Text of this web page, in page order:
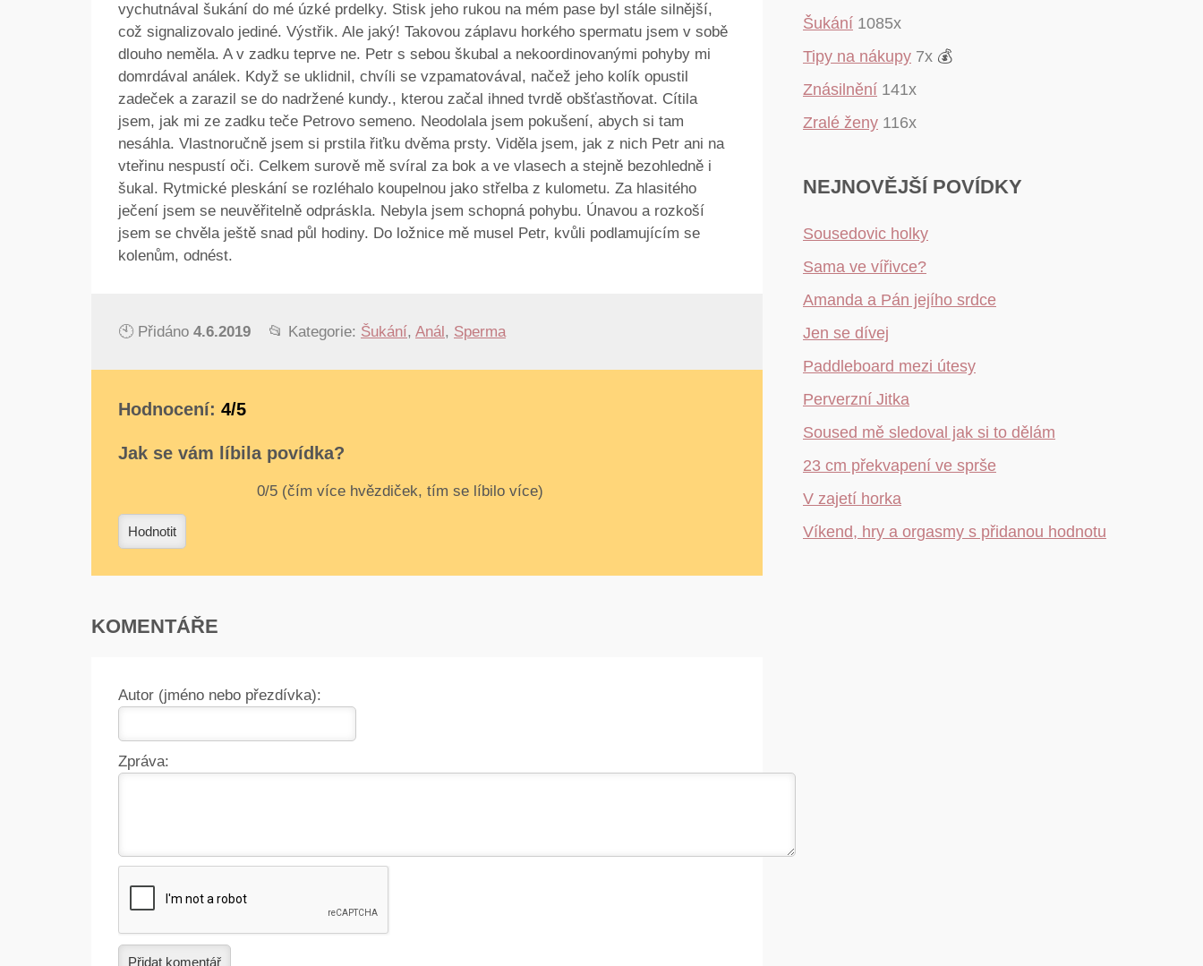
vychutnával šukání do mé úzké prdelky. Stisk jeho rukou na mém pase byl stále silnější,
což signalizovalo jediné. Výstřik. Ale jaký! Takovou záplavu horkého spermatu jsem v sobě
dlouho neměla. A v zadku teprve ne. Petr s sebou škubal a nekoordinovanými pohyby mi
domrdával análek. Když se uklidnil, chvíli se vzpamatovával, načež jeho kolík opustil
zadeček a zarazil se do nadržené kundy., kterou začal ihned tvrdě obšťastňovat. Cítila
jsem, jak mi ze zadku teče Petrovo semeno. Neodolala jsem pokušení, abych si tam
nesáhla. Vlastnoručně jsem si prstila řiťku dvěma prsty. Viděla jsem, jak z nich Petr ani na
vteřinu nespustí oči. Celkem surově mě svíral za bok a ve vlasech a stejně bezohledně i
šukal. Rytmické pleskání se rozléhalo koupelnou jako střelba z kulometu. Za hlasitého
ječení jsem se neuvěřitelně odpráskla. Nebyla jsem schopná pohybu. Únavou a rozkoší
jsem se chvěla ještě snad půl hodiny. Do ložnice mě musel Petr, kvůli podlamujícím se
kolenům, odnést.
🕙 Přidáno 4.6.2019 📂 Kategorie: Šukání, Anál, Sperma
Hodnocení: 4/5
Jak se vám líbila povídka?
Hodnotit
KOMENTÁŘE
Autor (jméno nebo přezdívka):
Zpráva:
Přidat komentář
Šukání 1085x
Tipy na nákupy 7x 💰
Znásilnění 141x
Zralé ženy 116x
NEJNOVĚJŠÍ POVÍDKY
Sousedovic holky
Sama ve vířivce?
Amanda a Pán jejího srdce
Jen se dívej
Paddleboard mezi útesy
Perverzní Jitka
Soused mě sledoval jak si to dělám
23 cm překvapení ve sprše
V zajetí horka
Víkend, hry a orgasmy s přidanou hodnotu